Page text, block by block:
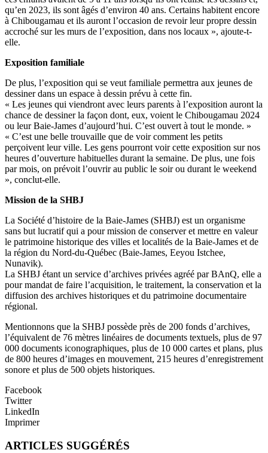
qu’en 2023, ils sont âgés d’environ 40 ans. Certains habitent encore
à Chibougamau et ils auront l’occasion de revoir leur propre dessin
accroché sur les murs de l’exposition, dans nos locaux », ajoute-t-
elle.
Exposition familiale
De plus, l’exposition qui se veut familiale permettra aux jeunes de
dessiner dans un espace à dessin prévu à cette fin.
« Les jeunes qui viendront avec leurs parents à l’exposition auront la
chance de dessiner la façon dont, eux, voient le Chibougamau 2024
ou leur Baie-James d’aujourd’hui. C’est ouvert à tout le monde. »
« C’est une belle trouvaille que de voir comment les petits
perçoivent leur ville. Les gens pourront voir cette exposition sur nos
heures d’ouverture habituelles durant la semaine. De plus, une fois
par mois, on prévoit l’ouvrir au public le soir ou durant le weekend
», conclut-elle.
Mission de la SHBJ
La Société d’histoire de la Baie-James (SHBJ) est un organisme
sans but lucratif qui a pour mission de conserver et mettre en valeur
le patrimoine historique des villes et localités de la Baie-James et de
la région du Nord-du-Québec (Baie-James, Eeyou Istchee,
Nunavik).
La SHBJ étant un service d’archives privées agréé par BAnQ, elle a
pour mandat de faire l’acquisition, le traitement, la conservation et la
diffusion des archives historiques et du patrimoine documentaire
régional.
Mentionnons que la SHBJ possède près de 200 fonds d’archives,
l’équivalent de 76 mètres linéaires de documents textuels, plus de 97
000 documents iconographiques, plus de 10 000 cartes et plans, plus
de 800 heures d’images en mouvement, 215 heures d’enregistrement
sonore et plus de 500 objets historiques.
Facebook
Twitter
LinkedIn
Imprimer
ARTICLES SUGGÉRÉS